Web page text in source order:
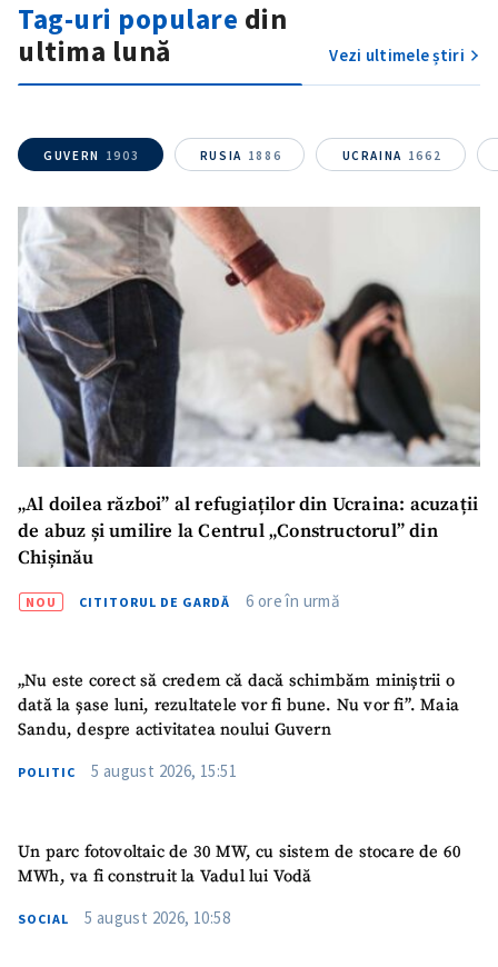
Tag-uri populare din
ultima lună
Vezi ultimele știri
GUVERN 1903 RUSIA 1886 UCRAINA 1662
„Al doilea război” al refugiaților din Ucraina: acuzații
de abuz și umilire la Centrul „Constructorul” din
Chișinău
NOU CITITORUL DE GARDĂ 6 ore în urmă
„Nu este corect să credem că dacă schimbăm miniștrii o
dată la șase luni, rezultatele vor fi bune. Nu vor fi”. Maia
Sandu, despre activitatea noului Guvern
POLITIC 5 august 2026, 15:51
Un parc fotovoltaic de 30 MW, cu sistem de stocare de 60
MWh, va fi construit la Vadul lui Vodă
SOCIAL 5 august 2026, 10:58